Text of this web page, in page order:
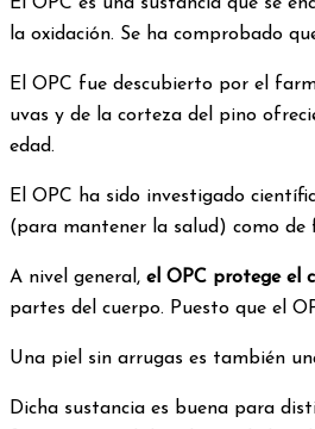
la oxidación. Se ha comprobado
El OPC fue descubierto por el
uvas y de la corteza del pino
edad.
El OPC ha sido investigado
(para mantener la salud) como
A nivel general, el OPC protege el
partes del cuerpo. Puesto que el
Una piel sin arrugas es también
Dicha sustancia es buena para